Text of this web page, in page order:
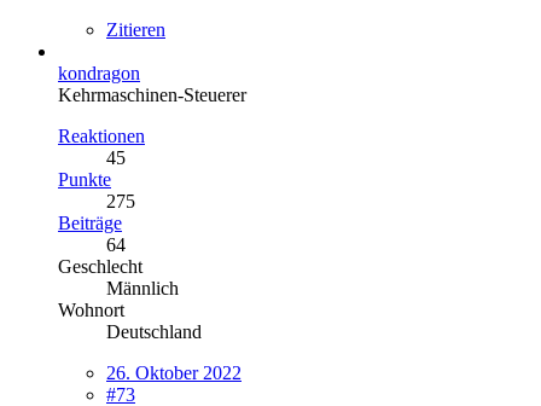
Zitieren
kondragon
Kehrmaschinen-Steuerer
Reaktionen
45
Punkte
275
Beiträge
64
Geschlecht
Männlich
Wohnort
Deutschland
26. Oktober 2022
#73